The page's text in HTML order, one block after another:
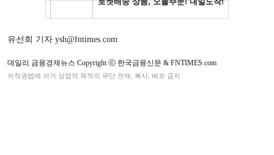
유선희 기자 ysh@fntimes.com
데일리 금융경제뉴스 Copyright ⓒ 한국금융신문 & FNTIMES.com
저작권법에 의거 상업적 목적의 무단 전재, 복사, 배포 금지